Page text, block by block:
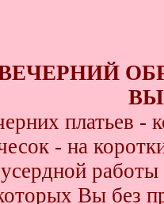
платьев -
- на
усердной
Вы без